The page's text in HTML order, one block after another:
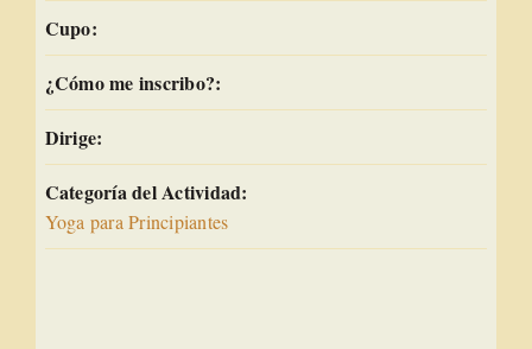
Cupo:
¿Cómo me inscribo?:
Dirige:
Categoría del Actividad:
Yoga para Principiantes